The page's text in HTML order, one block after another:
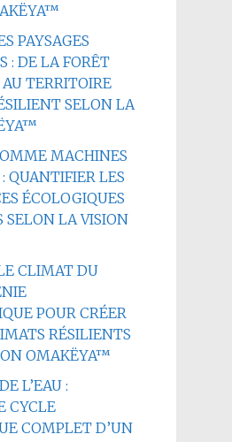
PAYSAGES
: DE LA FORÊT
TERRITOIRE
SELON LA
MACHINES
QUANTIFIER LES
ÉCOLOGIQUES
SELON LA VISION
CLIMAT DU
POUR CRÉER
RÉSILIENTS
OMAKËYA™
L’EAU :
CYCLE
COMPLET D’UN